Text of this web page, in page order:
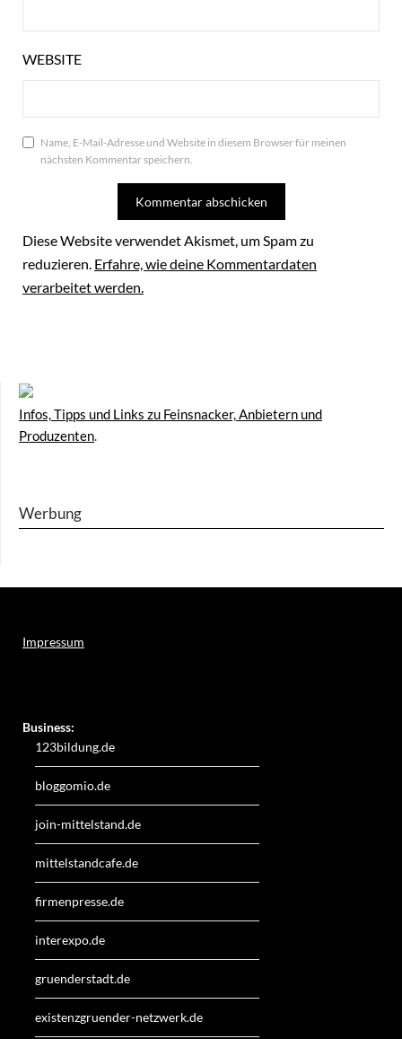
WEBSITE
Name, E-Mail-Adresse und Website in diesem Browser für meinen
nächsten Kommentar speichern.
Diese Website verwendet Akismet, um Spam zu
reduzieren. Erfahre, wie deine Kommentardaten
verarbeitet werden.
Infos, Tipps und Links zu Feinsnacker, Anbietern und
Produzenten.
Werbung
Impressum
Business:
123bildung.de
bloggomio.de
join-mittelstand.de
mittelstandcafe.de
firmenpresse.de
interexpo.de
gruenderstadt.de
existenzgruender-netzwerk.de